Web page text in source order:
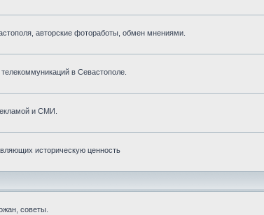
авторские фотоработы, обмен мнениями.
в Севастополе.
и СМИ.
историческую ценность
советы.